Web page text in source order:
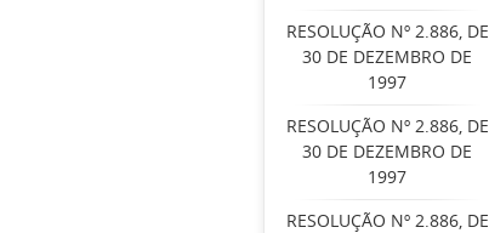
RESOLUÇÃO Nº 2.886, DE
30 DE DEZEMBRO DE
1997
RESOLUÇÃO Nº 2.886, DE
30 DE DEZEMBRO DE
1997
RESOLUÇÃO Nº 2.886, DE